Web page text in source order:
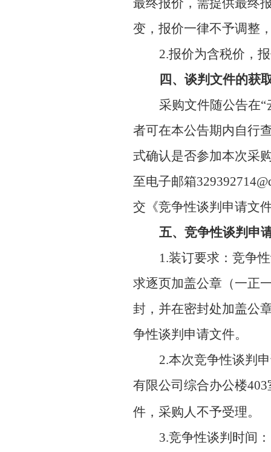
变，报价一律不予调整
2.报价为含税价，
四、谈判文件的获
采购文件随公告在“
者可在本公告期内自行
式确认是否参加本次采
至电子邮箱
交《竞争性谈判申请文
五、竞争性谈判申
1.装订要求：竞争
求逐页加盖公章（一正
封，并在密封处加盖公
争性谈判申请文件。
2.本次竞争性谈判
有限公司综合办公楼403
件，采购人不予受理。
3.竞争性谈判时间